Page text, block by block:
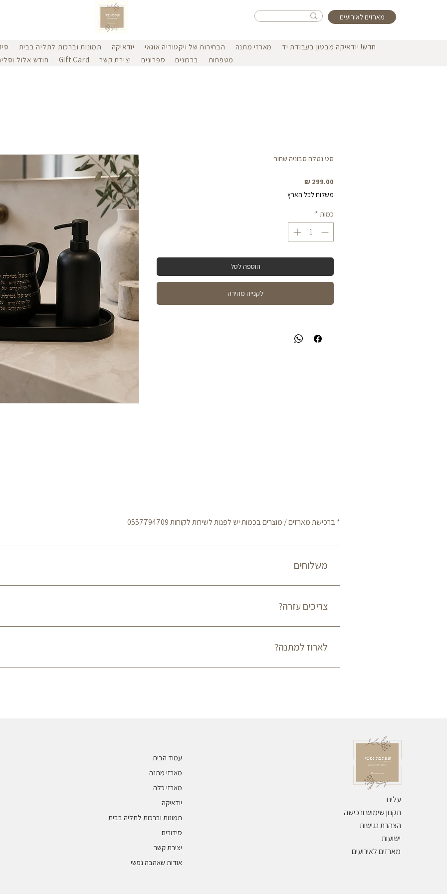
מארזים לאירועים
חדש! יודאיקה מבטון בעבודת יד מארזי מתנה הבחירות של ויקטוריה אוגאי יודאיקה תמונות וברכות לתליה בבית
מטפחות
ברכונים ספרונים יצירת קשר Gift Card חודש אלול
סט נטלה סבוניה שחור
מחיר
משלוח לכל הארץ
כמות *
הוספה לסל
לקנייה מהירה
* ברכישת מארזים / מוצרים בכמות יש לפנות לשירות לקוחות 0557794709
משלוחים
באמצעות חברת שליחויות בין השעות 08:00–19:00 בימים א׳–ה׳. עיכובים עלולים להיגרם
אישור שההזמנה מוכנה.
צריכים עזרה?
055-7794709
לארוז למתנה?
עמוד הבית
מארזי מתנה
מארזי כלה
יודאיקה
תמונות וברכות לתליה בבית
סידורים
יצירת קשר
אודות שאהבה נפשי
עלינו
תקנון שימוש ורכישה
הצהרת נגישות
ישועות
מארזים לאירועים